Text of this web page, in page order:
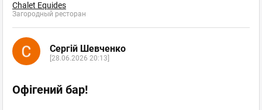
Chalet Equides
Загородный ресторан
Сергій Шевченко
[28.06.2026 20:13]
Офігений бар!